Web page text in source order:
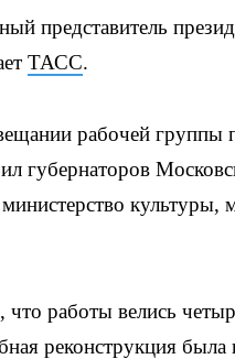
представитель
ТАСС.
рабочей
губернаторов
работы велись
реконструкция